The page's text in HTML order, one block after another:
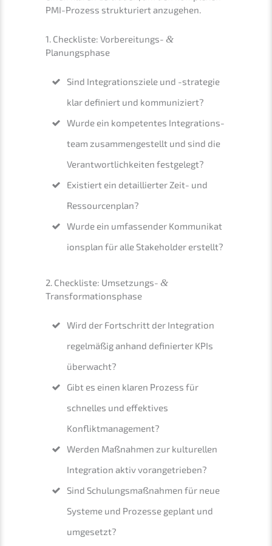
PMI-Prozess struk­tu­riert anzugehen.
1. Check­lis­te: Vorbe­rei­tungs- &
Planungsphase
Sind Integra­ti­ons­zie­le und -strate­gie
klar definiert und kommuniziert?
Wurde ein kompe­ten­tes Integra­ti­ons­
team zusam­men­ge­stellt und sind die
Verant­wort­lich­kei­ten festgelegt?
Existiert ein detail­lier­ter Zeit- und
Ressourcenplan?
Wurde ein umfas­sen­der Kommu­ni­ka­t
i­ons­plan für alle Stake­hol­der erstellt?
2. Check­lis­te: Umset­zungs- &
Transformationsphase
Wird der Fortschritt der Integra­ti­on
regel­mä­ßig anhand definier­ter KPIs
überwacht?
Gibt es einen klaren Prozess für
schnel­les und effek­ti­ves
Konfliktmanagement?
Werden Maßnah­men zur kultu­rel­len
Integra­ti­on aktiv vorangetrieben?
Sind Schulungs­maß­nah­men für neue
Syste­me und Prozes­se geplant und
umgesetzt?